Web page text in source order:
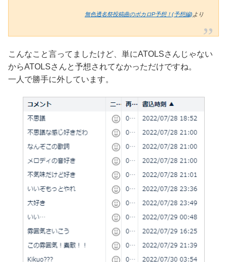
無色透名祭投稿曲のボカロP予想！(予想編) より
こんなこと言ってましたけど、単にATOLSさんじゃない
からATOLSさんと予想されてなかっただけですね。
一人で勝手に外しています。